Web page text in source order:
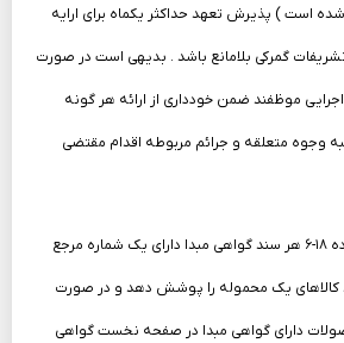
شده است ) پذیرش تعهد حداکثر یکماه برای ارایه
گمرکی بلامانع باشد . بدیهی است در صورت
موظفند ضمن خودداری از ارائه هر گونه
وجوه متعلقه و جرائم مربوطه اقدام مقتضی
۴- مطابق بندهای ۵ و ۶ ماده ۱۸-۶ هر سند گواهی مبدا دارای یک شماره مرجع
کالاهای یک محموله را پوشش دهد و در صورت
دارای گواهی مبدا در صفحه نخست گواهی